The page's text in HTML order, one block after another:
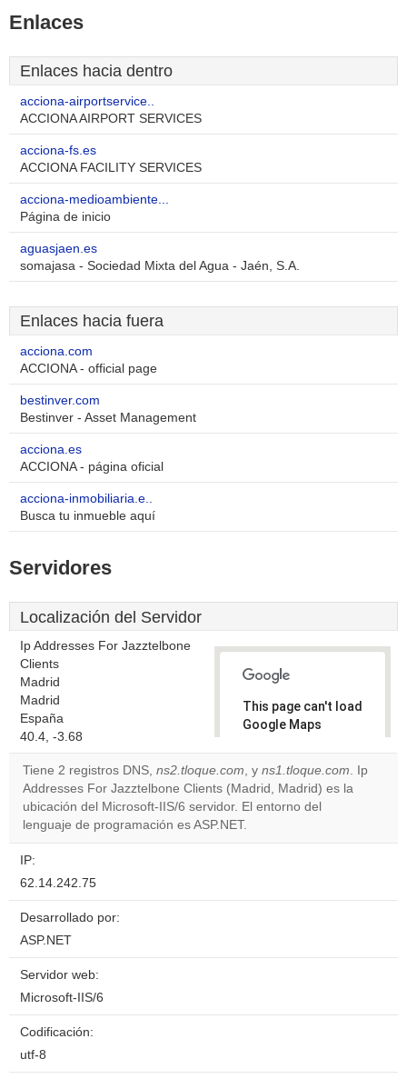
Enlaces
Enlaces hacia dentro
acciona-airportservice..
ACCIONA AIRPORT SERVICES
acciona-fs.es
ACCIONA FACILITY SERVICES
acciona-medioambiente...
Página de inicio
aguasjaen.es
somajasa - Sociedad Mixta del Agua - Jaén, S.A.
Enlaces hacia fuera
acciona.com
ACCIONA - official page
bestinver.com
Bestinver - Asset Management
acciona.es
ACCIONA - página oficial
acciona-inmobiliaria.e..
Busca tu inmueble aquí
Servidores
Localización del Servidor
Ip Addresses For Jazztelbone
Clients
Madrid
Madrid
España
40.4, -3.68
This page can't load
Google Maps
Do you
own this
website?
OK
Tiene 2 registros DNS, ns2.tloque.com, y ns1.tloque.com. Ip
Addresses For Jazztelbone Clients (Madrid, Madrid) es la
ubicación del Microsoft-IIS/6 servidor. El entorno del
lenguaje de programación es ASP.NET.
IP:
62.14.242.75
Desarrollado por:
ASP.NET
Servidor web:
Microsoft-IIS/6
Codificación:
utf-8